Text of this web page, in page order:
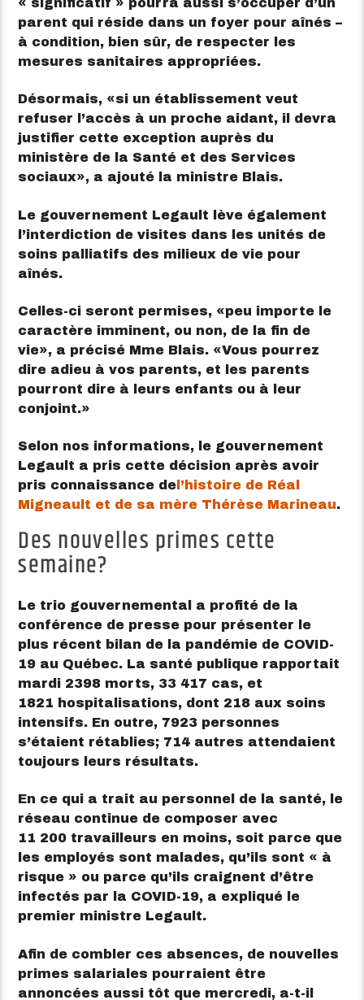
parent qui réside dans un foyer pour aînés –
à condition, bien sûr, de respecter les
mesures sanitaires appropriées.
Désormais,
si un établissement veut
refuser l’accès à un proche aidant, il devra
justifier cette exception auprès du
ministère de la Santé et des Services
sociaux
, a ajouté la ministre Blais.
Le gouvernement Legault lève également
l’interdiction de visites dans les unités de
soins palliatifs des milieux de vie pour
aînés.
Celles-ci seront permises,
peu importe le
caractère imminent, ou non, de la fin de
vie
, a précisé Mme Blais.
Vous pourrez
dire adieu à vos parents, et les parents
pourront dire à leurs enfants ou à leur
conjoint.
Selon nos informations, le gouvernement
Legault a pris cette décision après avoir
pris connaissance de l’histoire de Réal
Migneault et de sa mère Thérèse Marineau.
Des nouvelles primes cette
semaine?
Le trio gouvernemental a profité de la
conférence de presse pour présenter le
plus récent bilan de la pandémie de COVID-
19 au Québec. La santé publique rapportait
mardi 2398 morts, 33 417 cas, et
1821 hospitalisations, dont 218 aux soins
intensifs. En outre, 7923 personnes
s’étaient rétablies; 714 autres attendaient
toujours leurs résultats.
En ce qui a trait au personnel de la santé, le
réseau continue de composer avec
11 200 travailleurs en moins, soit parce que
les employés sont malades, qu’ils sont « à
risque » ou parce qu’ils craignent d’être
infectés par la COVID-19, a expliqué le
premier ministre Legault.
Afin de combler ces absences, de nouvelles
primes salariales pourraient être
annoncées aussi tôt que mercredi, a-t-il